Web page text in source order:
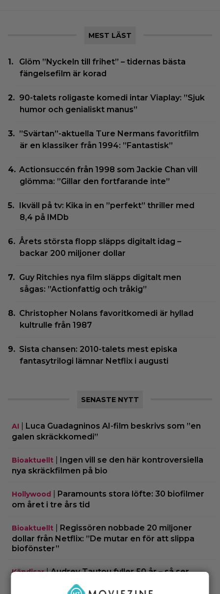
MEST LÄST
Glöm ”Nyckeln till frihet” – tidernas bästa
fängelsefilm är korad
90-talets roligaste komedi intar Viaplay: ”Sjuk
humor och genialiskt manus”
”Svärtan”-aktuella Ture Nermans favoritfilm
är en klassiker från 1994: ”Fantastisk”
Actionsuccén från 1998 som Jackie Chan vill
glömma: ”Gillar den fortfarande inte”
Ikväll på tv: Kika in en ”perfekt” thriller med
8,4 på IMDb
Årets största flopp släpps digitalt idag –
backar 200 miljoner dollar
Guy Ritchies nya film släpps digitalt men
sågas: ”Actionfattig och tråkig”
Christopher Nolans favoritkomedi är hyllad
kultrulle från 1987
Sista chansen: 2010-talets mest episka
fantasytrilogi lämnar Netflix i augusti
SENASTE NYTT
AI
Luca Guadagninos AI-film beskrivs som ”en
galen skräckkomedi”
Bioaktuellt
Ingen vill se den här kontroversiella
nya skräckfilmen på bio
Hollywood
Paramounts stora löfte: 30 biofilmer
om året i tre års tid
Bioaktuellt
Regissören nobbade 20 miljoner
dollar från Netflix: ”De mutar en för att slippa
biofönster”
Kändisar|Audrey Tautou fyller 50 år – så ser
”Amelie” ut idag